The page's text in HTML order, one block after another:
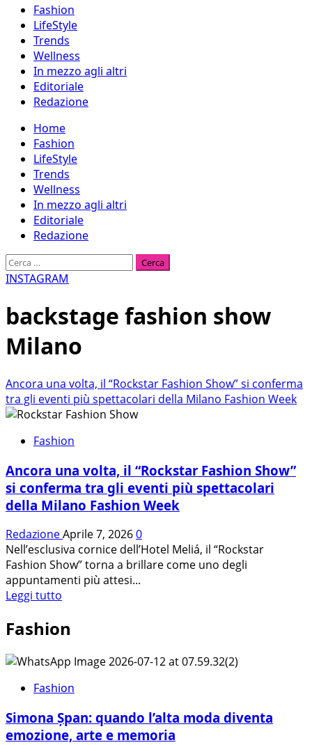
Fashion
LifeStyle
Trends
Wellness
In mezzo agli altri
Editoriale
Redazione
Menu
principale
Home
Fashion
LifeStyle
Trends
Wellness
In mezzo agli altri
Editoriale
Redazione
Ricerca
per:
INSTAGRAM
backstage fashion show
Milano
Ancora una volta, il “Rockstar Fashion Show” si conferma
tra gli eventi più spettacolari della Milano Fashion Week
Fashion
Ancora una volta, il “Rockstar Fashion Show”
si conferma tra gli eventi più spettacolari
della Milano Fashion Week
RedazioneAprile 7, 20260
Nell’esclusiva cornice dell’Hotel Meliá, il “Rockstar
Fashion Show” torna a brillare come uno degli
appuntamenti più attesi...
Leggi tutto
più
Ancora
una
volta,
“Rockstar
Fashion
Fashion
Fashion
Simona Șpan: quando l’alta moda diventa
emozione, arte e memoria